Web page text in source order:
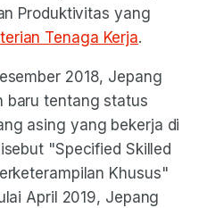
Produktivitas yang
Tenaga Kerja.
2018, Jepang
baru tentang status
asing yang bekerja di
"Specified Skilled
Khusus"
April 2019, Jepang